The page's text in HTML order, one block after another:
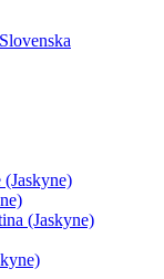
(Jaskyne)